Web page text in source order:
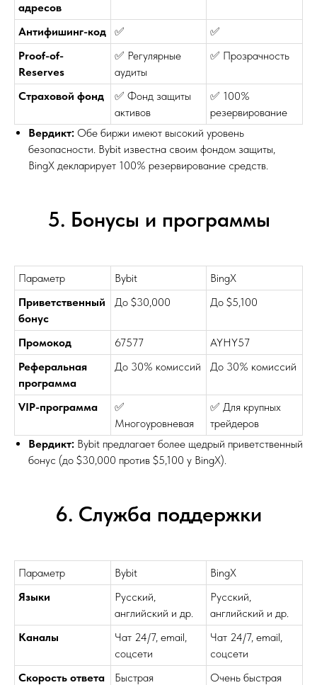
адресов
Антифишинг-код ✅
✅
Proof-of-
Reserves
✅ Регулярные
аудиты
✅ Прозрачность
Страховой фонд
✅ Фонд защиты
активов
✅ 100%
резервирование
Вердикт: Обе биржи имеют высокий уровень
безопасности. Bybit известна своим фондом защиты,
BingX декларирует 100% резервирование средств.
5. Бонусы и программы
Параметр Bybit
BingX
Приветственный
бонус
До $30,000 До $5,100
Промокод 67577
AYHY57
Реферальная
программа
До 30% комиссий До 30% комиссий
VIP-программа
✅
Многоуровневая
✅ Для крупных
трейдеров
Вердикт: Bybit предлагает более щедрый приветственный
бонус (до $30,000 против $5,100 у BingX).
6. Служба поддержки
Параметр Bybit
BingX
Языки
Русский,
английский и др.
Русский,
английский и др.
Каналы
Чат 24/7, email,
соцсети
Чат 24/7, email,
соцсети
Скорость ответа
Быстрая
Очень быстрая